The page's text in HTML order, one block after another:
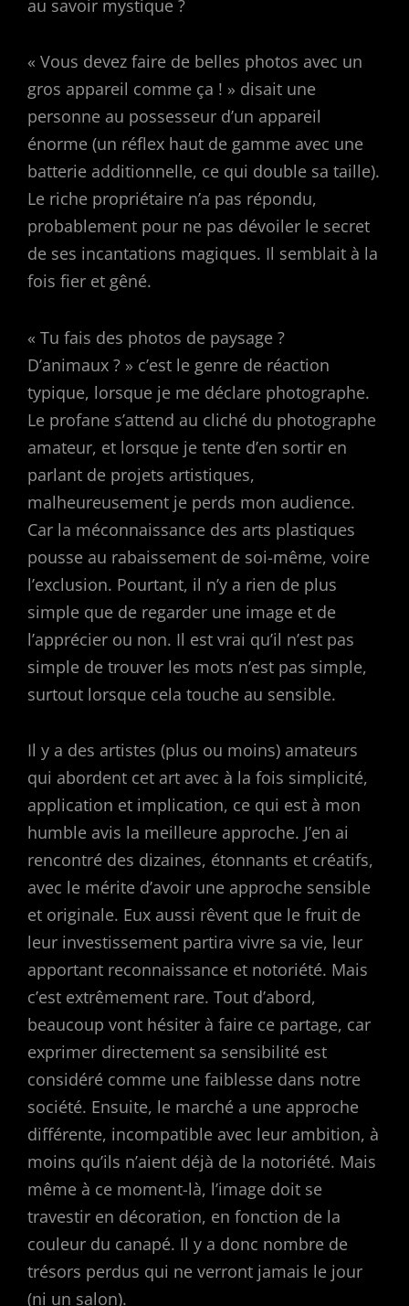
au savoir mystique ?
« Vous devez faire de belles photos avec un
gros appareil comme ça ! » disait une
personne au possesseur d’un appareil
énorme (un réflex haut de gamme avec une
batterie additionnelle, ce qui double sa taille).
Le riche propriétaire n’a pas répondu,
probablement pour ne pas dévoiler le secret
de ses incantations magiques. Il semblait à la
fois fier et gêné.
« Tu fais des photos de paysage ?
D’animaux ? » c’est le genre de réaction
typique, lorsque je me déclare photographe.
Le profane s’attend au cliché du photographe
amateur, et lorsque je tente d’en sortir en
parlant de projets artistiques,
malheureusement je perds mon audience.
Car la méconnaissance des arts plastiques
pousse au rabaissement de soi-même, voire
l’exclusion. Pourtant, il n’y a rien de plus
simple que de regarder une image et de
l’apprécier ou non. Il est vrai qu’il n’est pas
simple de trouver les mots n’est pas simple,
surtout lorsque cela touche au sensible.
Il y a des artistes (plus ou moins) amateurs
qui abordent cet art avec à la fois simplicité,
application et implication, ce qui est à mon
humble avis la meilleure approche. J’en ai
rencontré des dizaines, étonnants et créatifs,
avec le mérite d’avoir une approche sensible
et originale. Eux aussi rêvent que le fruit de
leur investissement partira vivre sa vie, leur
apportant reconnaissance et notoriété. Mais
c’est extrêmement rare. Tout d’abord,
beaucoup vont hésiter à faire ce partage, car
exprimer directement sa sensibilité est
considéré comme une faiblesse dans notre
société. Ensuite, le marché a une approche
différente, incompatible avec leur ambition, à
moins qu’ils n’aient déjà de la notoriété. Mais
même à ce moment-là, l’image doit se
travestir en décoration, en fonction de la
couleur du canapé. Il y a donc nombre de
trésors perdus qui ne verront jamais le jour
(ni un salon).